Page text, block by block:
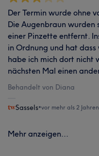
Der Termin wurde ohne
Die Augenbraun
einer Pinzette entfernt.
in Ordnung und hat
habe ich mich dort nicht
nächsten Mal einen
Behandelt von Diana
Sassels•vor mehr als 2 Jahren
Mehr anzeigen...